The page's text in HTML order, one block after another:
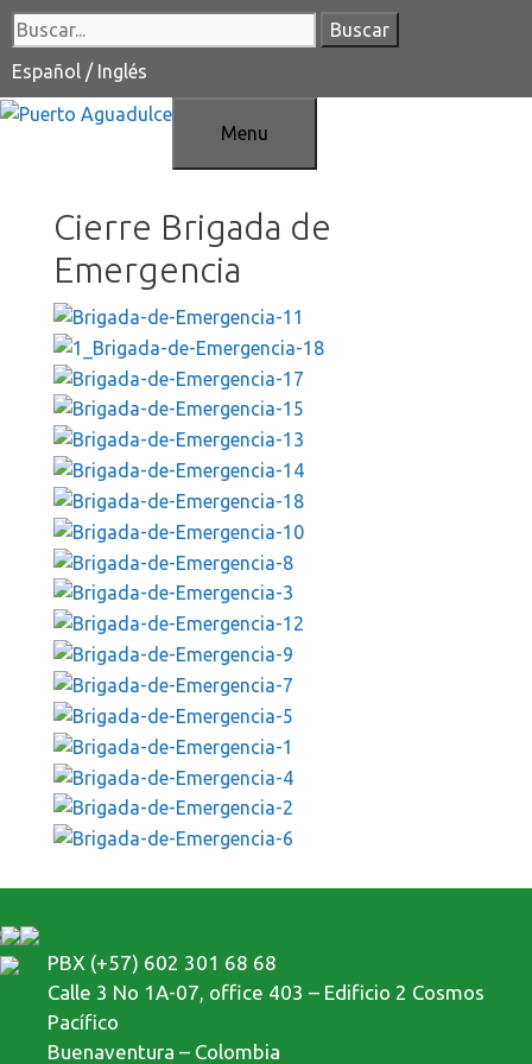
Saltar
al
contenido
Buscar:
Español / Inglés
Menu
Cierre Brigada de
Emergencia
PBX (+57) 602 301 68 68
Calle 3 No 1A-07, office 403 – Edificio 2 Cosmos
Pacífico
Buenaventura – Colombia